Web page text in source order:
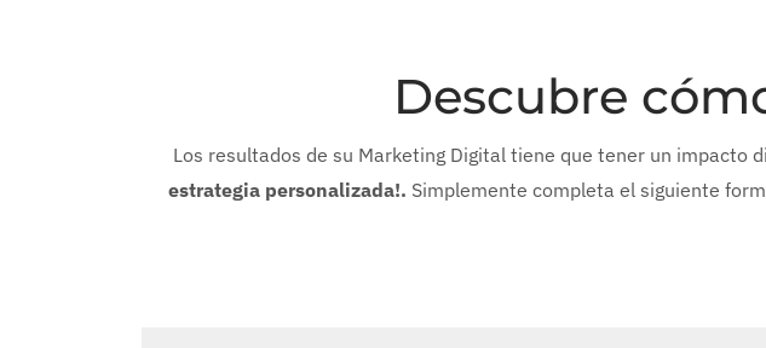
Descubre
Los resultados de su Marketing Digital tiene que tener un impacto
estrategia personalizada!. Simplemente completa el siguiente